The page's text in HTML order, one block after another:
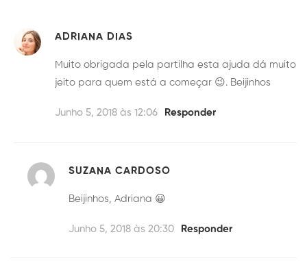
ADRIANA DIAS
Muito obrigada pela partilha esta ajuda dá muito
jeito para quem está a começar 😉. Beijinhos
Junho 5, 2018 às 12:06 Responder
SUZANA CARDOSO
Beijinhos, Adriana 😀
Junho 5, 2018 às 20:30 Responder